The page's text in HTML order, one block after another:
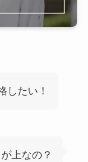
したい！
上なの？